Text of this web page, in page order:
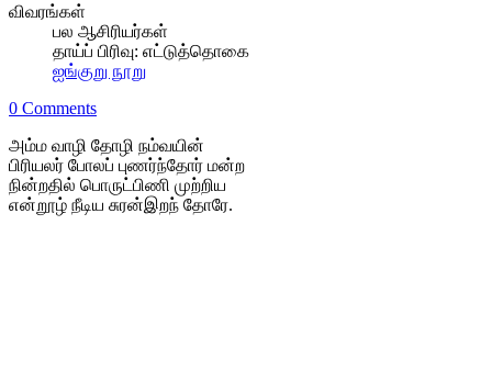
விவரங்கள்
பல ஆசிரியர்கள்
தாய்ப் பிரிவு: எட்டுத்தொகை
ஐங்குறு நூறு
0 Comments
அம்ம வாழி தோழி நம்வயின்
பிரியலர் போலப் புணர்ந்தோர் மன்ற
நின்றதில் பொருட்பிணி முற்றிய
என்றூழ் நீடிய சுரன்இறந் தோரே.